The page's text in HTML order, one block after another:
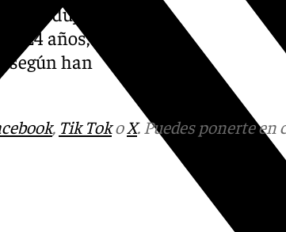
produjo el
24 años, resultó
según han
, Tik TokoX. Puedes ponerte